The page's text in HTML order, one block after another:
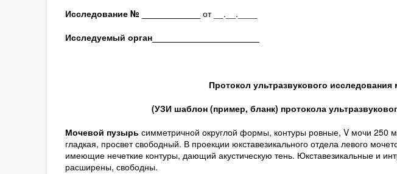
Исследование № ____________ от __.__.____
Исследуемый орган______________________
Протокол ультразвукового исследования
(УЗИ шаблон (пример, бланк) протокола
Мочевой пузырь симметричной округлой формы, контуры ровные, V мочи 250
гладкая, просвет свободный. В проекции юкставезикального отдела левого
имеющие нечеткие контуры, дающий акустическую тень. Юкставезикальные и
расширены, свободны.